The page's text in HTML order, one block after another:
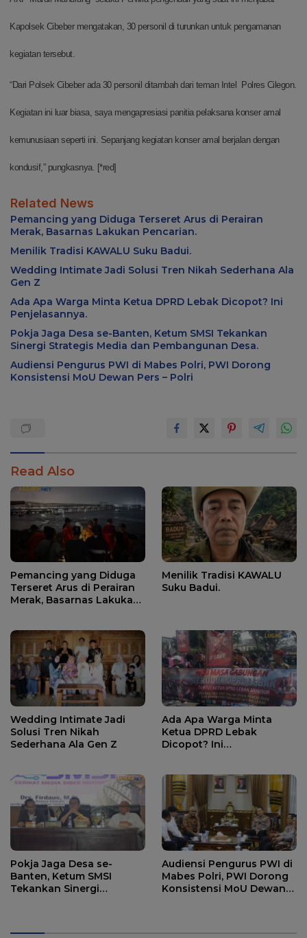
Kapolsek Cibeber mengatakan, 30 personil di turunkan untuk pengamanan
kegiatan tersebut.
“Dari Polsek Cibeber ada 30 personil ditambah dari teman Intel Polres Cilegon.
Kegiatan ini luar biasa, saya mengapresiasi panitia pelaksana konser amal
kemunusiaan seperti ini. Sepanjang kegiatan konser amal berjalan dengan
kondusif,” pungkasnya. [*red]
Related News
Pemancing yang Diduga Terseret Arus di Perairan
Merak, Basarnas Lakukan Pencarian.
Menilik Tradisi KAWALU Suku Badui.
Wedding Intimate Jadi Solusi Tren Nikah Sederhana Ala
Gen Z
Ada Apa Warga Minta Ketua DPRD Lebak Dicopot? Ini
Penjelasannya.
Pokja Jaga Desa se-Banten, Ketum SMSI Tekankan
Sinergi Strategis Media dan Pembangunan Desa.
Audiensi Pengurus PWI di Mabes Polri, PWI Dorong
Konsistensi MoU Dewan Pers – Polri
Read Also
Pemancing yang Diduga
Terseret Arus di Perairan
Merak, Basarnas Lakukan
Menilik Tradisi KAWALU
Suku Badui.
Wedding Intimate Jadi
Solusi Tren Nikah
Sederhana Ala Gen Z
Ada Apa Warga Minta
Ketua DPRD Lebak
Dicopot? Ini
Pokja Jaga Desa se-
Banten, Ketum SMSI
Tekankan Sinergi
Audiensi Pengurus PWI di
Mabes Polri, PWI Dorong
Konsistensi MoU Dewan